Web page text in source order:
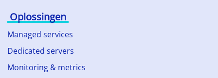
Oplossingen
Managed services
Dedicated servers
Monitoring & metrics